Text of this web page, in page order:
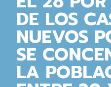
DE LOS
NUEVOS
SE
LA